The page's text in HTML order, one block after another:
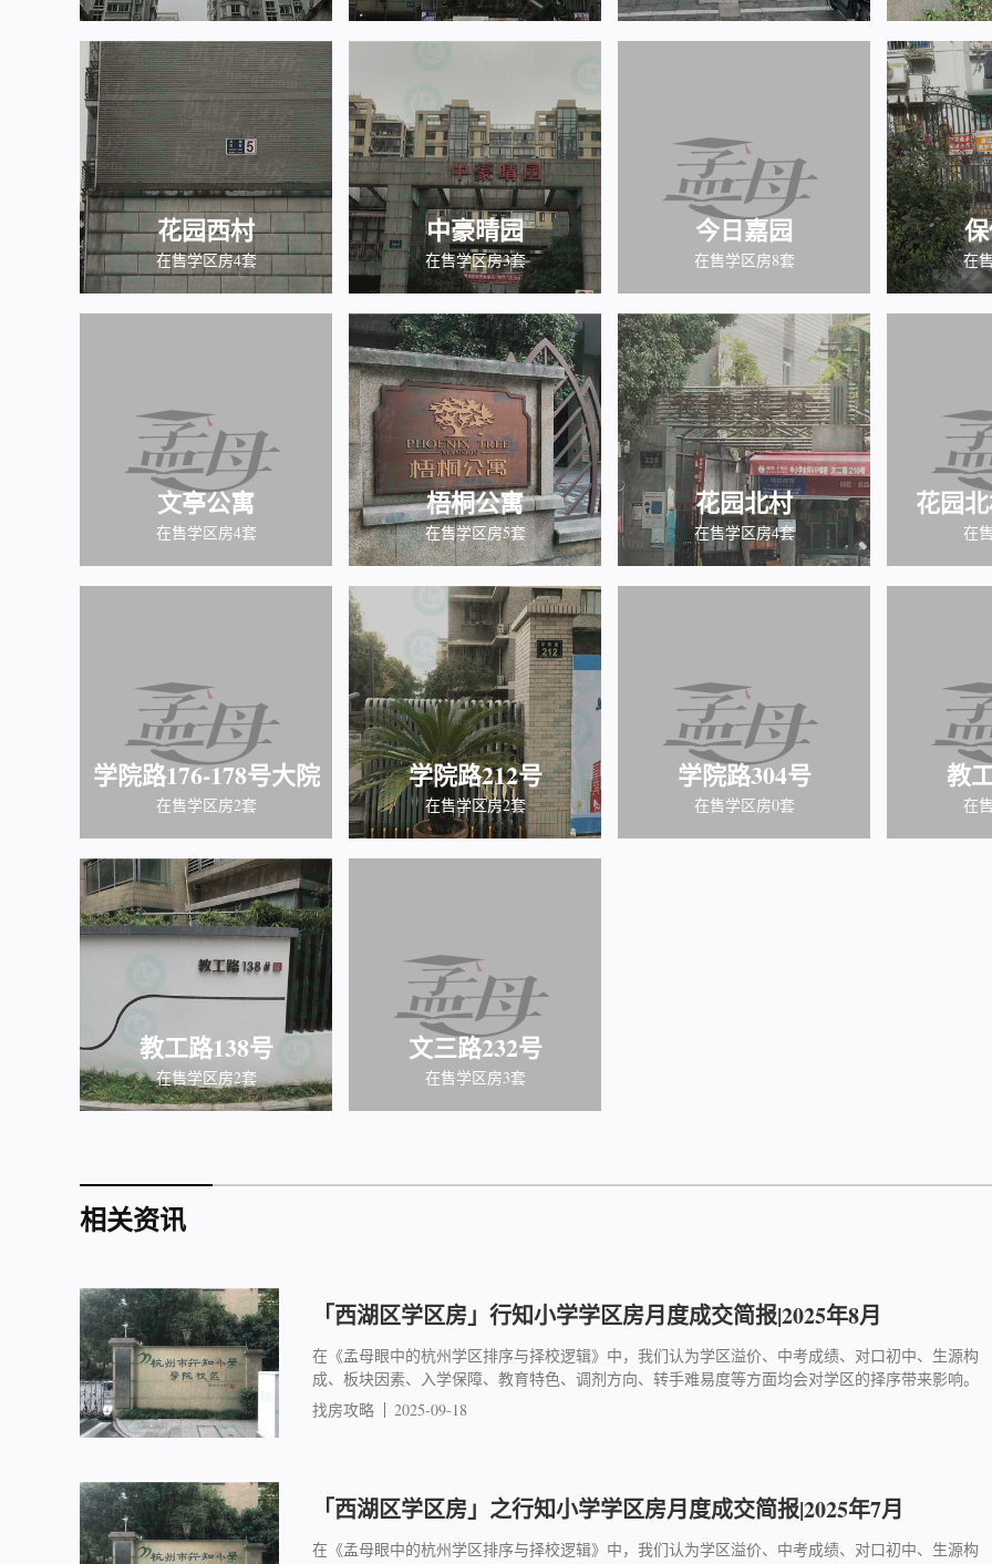
花园西村
在售学区房4套
中豪晴园
在售学区房3套
今日嘉园
在售学区房8套 在
文亭公寓
在售学区房4套
梧桐公寓
在售学区房5套
花园北村
在售学区房4套
花园
在
学院路176-178号大院
在售学区房2套
学院路212号
在售学区房2套
学院路304号
在售学区房0套
教
在
教工路138号
在售学区房2套
文三路232号
在售学区房3套
相关资讯
「西湖区学区房」行知小学学区房月度成交简报|2025年8月
在《孟母眼中的杭州学区排序与择校逻辑》中，我们认为学区溢价、中考成绩、对口初中、生源构
成、板块因素、入学保障、教育特色、调剂方向、转手难易度等方面均会对学区的择序带来影响。
找房攻略
2025-09-18
「西湖区学区房」之行知小学学区房月度成交简报|2025年7月
在《孟母眼中的杭州学区排序与择校逻辑》中，我们认为学区溢价、中考成绩、对口初中、生源构